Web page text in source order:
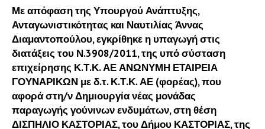
Με απόφαση της Υπουργού Ανάπτυξης,
Ανταγωνιστικότητας και Ναυτιλίας Άννας
Διαμαντοπούλου, εγκρίθηκε η υπαγωγή στις
διατάξεις του Ν.3908/2011, της υπό σύσταση
επιχείρησης Κ.Τ.Κ. ΑΕ ΑΝΩΝΥΜΗ ΕΤΑΙΡΕΙΑ
ΓΟΥΝΑΡΙΚΩΝ με δ.τ. Κ.Τ.Κ. ΑΕ (φορέας), που
αφορά στη/ν Δημιουργία νέας μονάδας
παραγωγής γούνινων ενδυμάτων, στη θέση
ΔΙΣΠΗΛΙΟ ΚΑΣΤΟΡΙΑΣ, του Δήμου ΚΑΣΤΟΡΙΑΣ, της